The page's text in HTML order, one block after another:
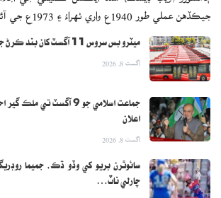
جيڪڏهن عملي طور 1940ع واري ٺهراءُ ۽ 1973ع جي آئين کي…
ميٽرو بس سروس 11 آگسٽ کان بند ڪرڻ جو اعلان
اگست 8, 2026
جماعت اسلامي جو 9 آگسٽ
اعلان
اگست 8, 2026
سائوٿرن بريو کي وڏو ڌڪ، جميما
چارلي ناٽ…